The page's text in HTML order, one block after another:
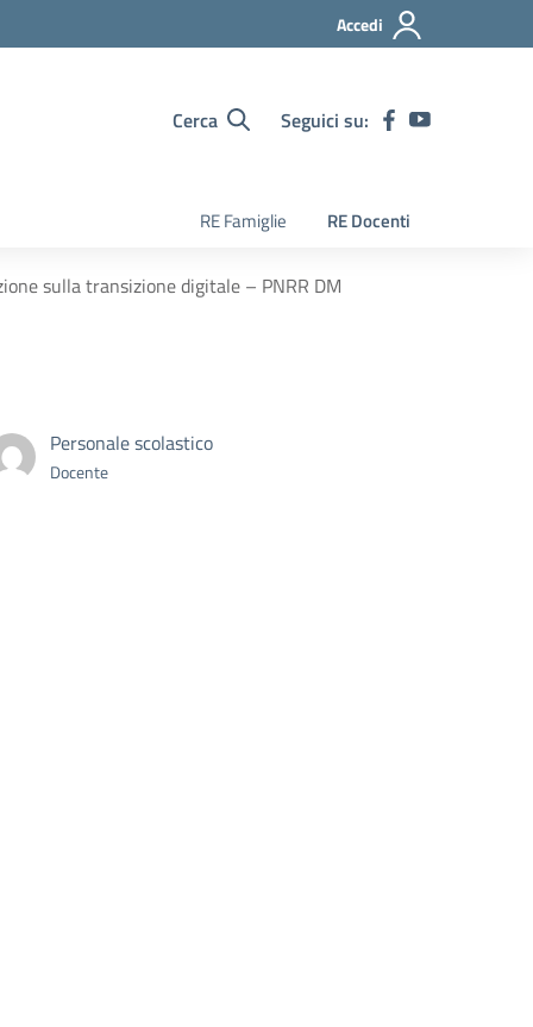
Accedi
Cerca Seguici su:
RE Famiglie RE Docenti
sulla transizione digitale – PNRR DM
Personale scolastico
Docente